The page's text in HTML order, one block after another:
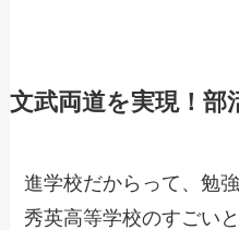
文武両道を実現！部
進学校だからって、勉
秀英高等学校のすごい